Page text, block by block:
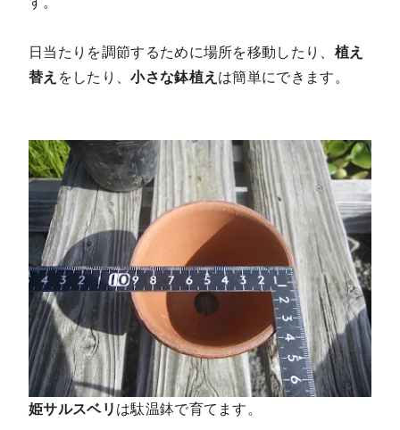
日当たりを調節するために場所を移動したり、 植え
替え をしたり、小さな鉢植え は簡単にできます。
姫サルスベリ は駄温鉢で育てます。